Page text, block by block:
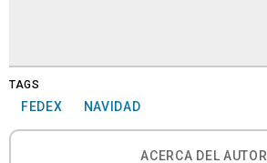
TAGS
FEDEX NAVIDAD
ACERCA DEL AUTOR